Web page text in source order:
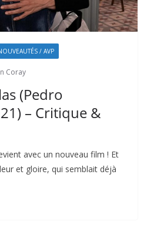
/ AVP
Coray
(Pedro
– Critique &
avec un nouveau film ! Et
et gloire, qui semblait déjà